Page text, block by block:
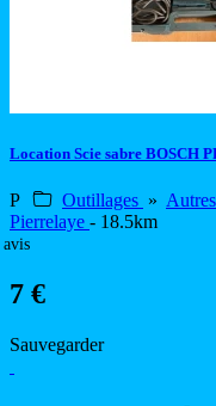
Location Scie sabre BOSCH
P Outillages » Autres
Pierrelaye - 18.5km
avis
7 €
Sauvegarder